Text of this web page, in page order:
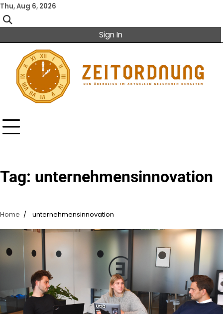
Skip
to
content
Thu, Aug 6, 2026
Sign In
Tag: unternehmensinnovation
Home unternehmensinnovation